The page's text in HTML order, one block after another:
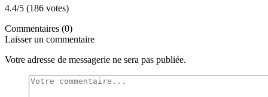
4.4/5 (186 votes)
Commentaires (0)
Laisser un commentaire
Votre adresse de messagerie ne sera pas publiée.